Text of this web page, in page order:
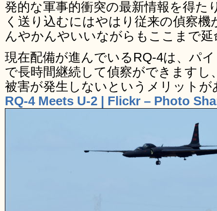
発的な軍事的衝突の最新情報を得た
く送り込むにはやはり従来の偵察
んやかんやいいながらもここまで
現在配備が進んでいるRQ-4は、パ
で長時間継続して偵察ができますし
被害が発生しないというメリットが
RQ-4 Meets U-2 | Flickr – Photo